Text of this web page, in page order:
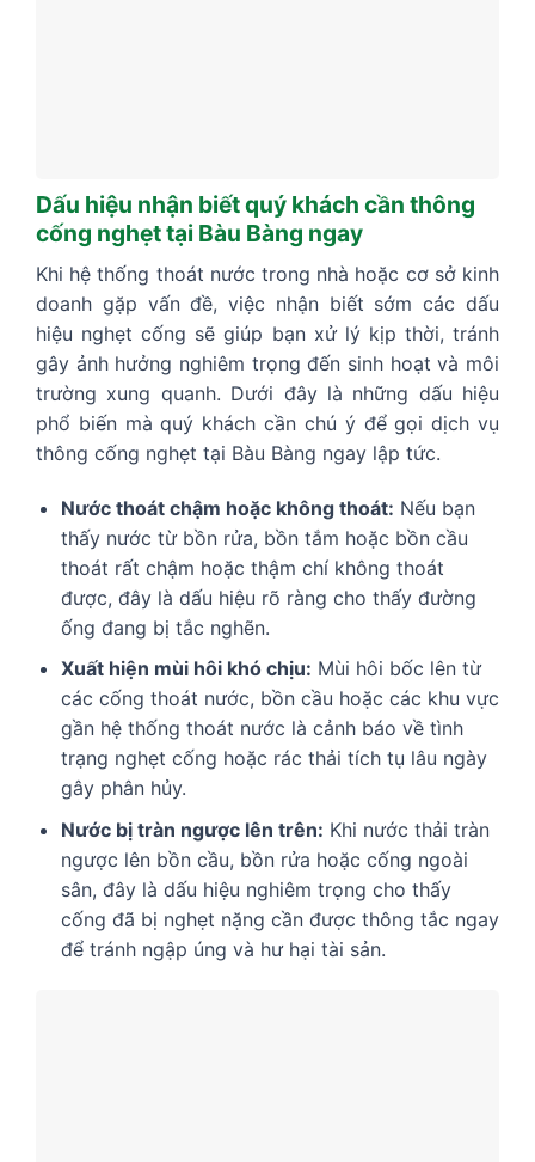
Dấu hiệu nhận biết quý khách cần thông
cống nghẹt tại Bàu Bàng ngay
Khi hệ thống thoát nước trong nhà hoặc cơ sở kinh
doanh gặp vấn đề, việc nhận biết sớm các dấu
hiệu nghẹt cống sẽ giúp bạn xử lý kịp thời, tránh
gây ảnh hưởng nghiêm trọng đến sinh hoạt và môi
trường xung quanh. Dưới đây là những dấu hiệu
phổ biến mà quý khách cần chú ý để gọi dịch vụ
thông cống nghẹt tại Bàu Bàng ngay lập tức.
Nước thoát chậm hoặc không thoát: Nếu bạn
thấy nước từ bồn rửa, bồn tắm hoặc bồn cầu
thoát rất chậm hoặc thậm chí không thoát
được, đây là dấu hiệu rõ ràng cho thấy đường
ống đang bị tắc nghẽn.
Xuất hiện mùi hôi khó chịu: Mùi hôi bốc lên từ
các cống thoát nước, bồn cầu hoặc các khu vực
gần hệ thống thoát nước là cảnh báo về tình
trạng nghẹt cống hoặc rác thải tích tụ lâu ngày
gây phân hủy.
Nước bị tràn ngược lên trên: Khi nước thải tràn
ngược lên bồn cầu, bồn rửa hoặc cống ngoài
sân, đây là dấu hiệu nghiêm trọng cho thấy
cống đã bị nghẹt nặng cần được thông tắc ngay
để tránh ngập úng và hư hại tài sản.